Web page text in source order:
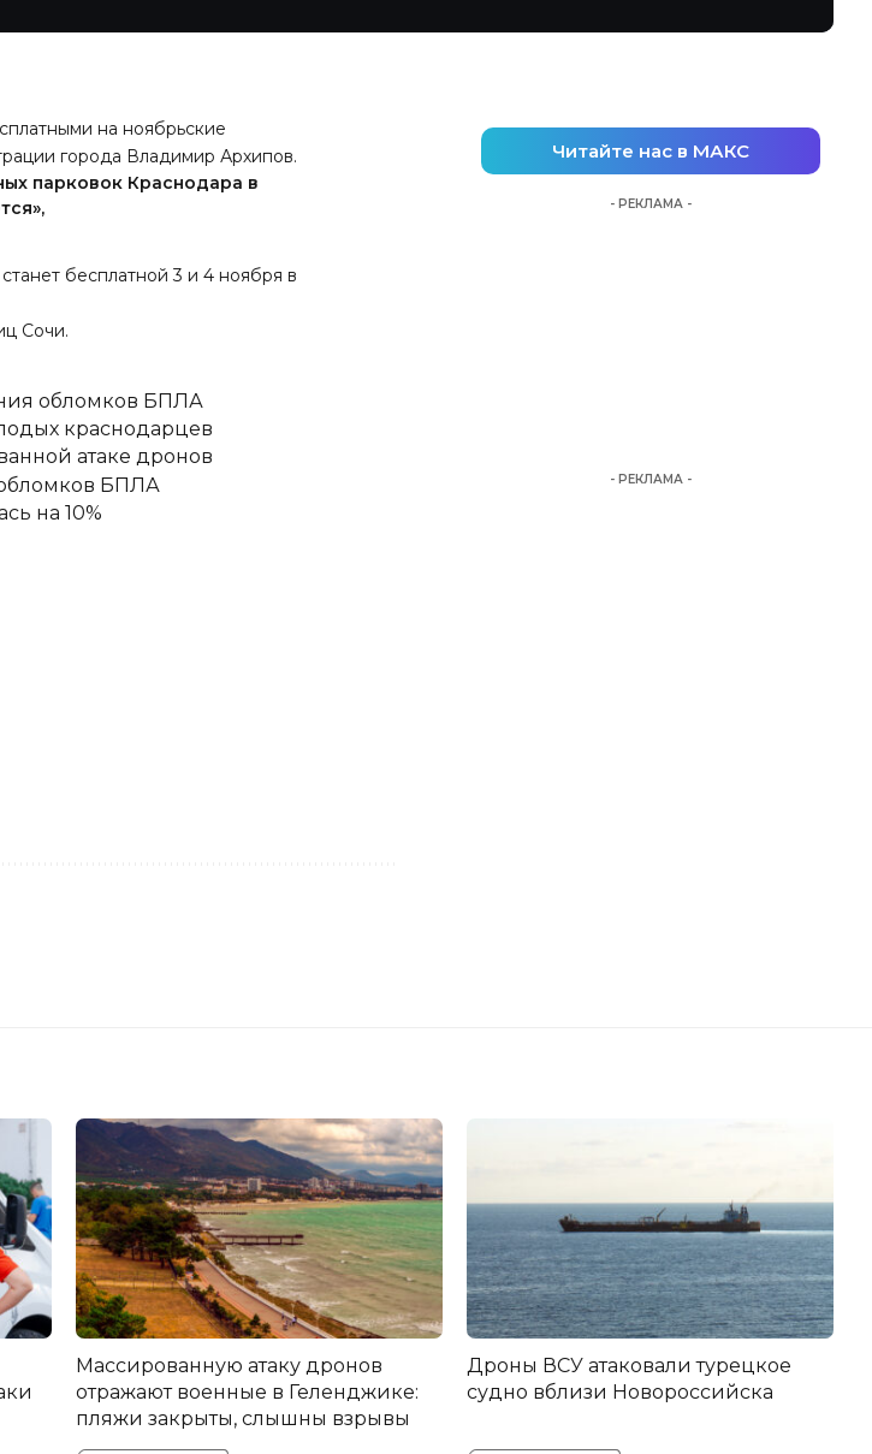
на ноябрьские
города Владимир Архипов.
парковок Краснодара в
бесплатной 3 и 4 ноября в
Сочи.
обломков БПЛА
краснодарцев
атаке дронов
БПЛА
на 10%
Читайте нас в МАКС
- РЕКЛАМА -
- РЕКЛАМА -
Массированную атаку дронов
отражают военные в Геленджике:
пляжи закрыты, слышны взрывы
Дроны ВСУ атаковали турецкое
судно вблизи Новороссийска